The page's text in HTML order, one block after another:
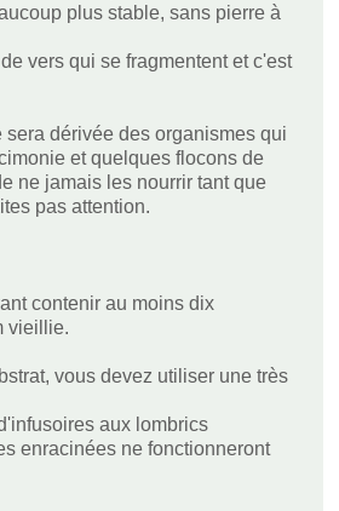
plus stable, sans pierre à
vers qui se fragmentent et c'est
dérivée des organismes qui
et quelques flocons de
ne jamais les nourrir tant que
pas attention.
contenir au moins dix
vieillie.
vous devez utiliser une très
aux lombrics
enracinées ne fonctionneront